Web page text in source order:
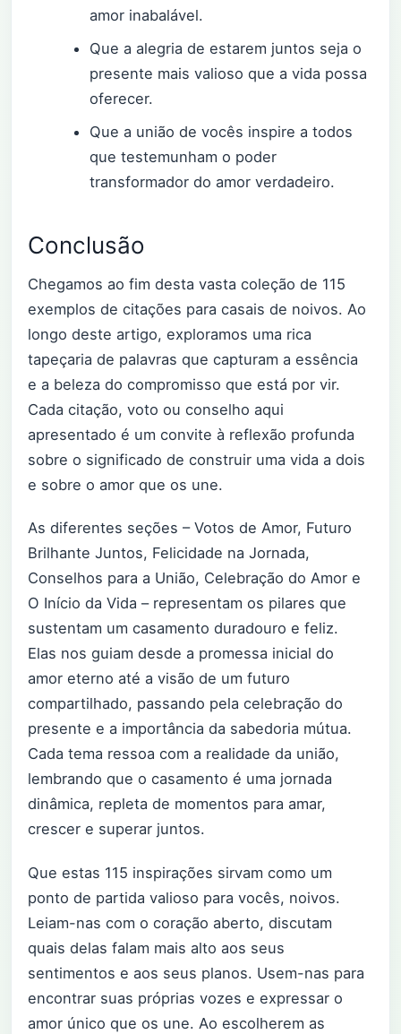
amor inabalável.
Que a alegria de estarem juntos seja o
presente mais valioso que a vida possa
oferecer.
Que a união de vocês inspire a todos
que testemunham o poder
transformador do amor verdadeiro.
Conclusão
Chegamos ao fim desta vasta coleção de 115
exemplos de citações para casais de noivos. Ao
longo deste artigo, exploramos uma rica
tapeçaria de palavras que capturam a essência
e a beleza do compromisso que está por vir.
Cada citação, voto ou conselho aqui
apresentado é um convite à reflexão profunda
sobre o significado de construir uma vida a dois
e sobre o amor que os une.
As diferentes seções – Votos de Amor, Futuro
Brilhante Juntos, Felicidade na Jornada,
Conselhos para a União, Celebração do Amor e
O Início da Vida – representam os pilares que
sustentam um casamento duradouro e feliz.
Elas nos guiam desde a promessa inicial do
amor eterno até a visão de um futuro
compartilhado, passando pela celebração do
presente e a importância da sabedoria mútua.
Cada tema ressoa com a realidade da união,
lembrando que o casamento é uma jornada
dinâmica, repleta de momentos para amar,
crescer e superar juntos.
Que estas 115 inspirações sirvam como um
ponto de partida valioso para vocês, noivos.
Leiam-nas com o coração aberto, discutam
quais delas falam mais alto aos seus
sentimentos e aos seus planos. Usem-nas para
encontrar suas próprias vozes e expressar o
amor único que os une. Ao escolherem as